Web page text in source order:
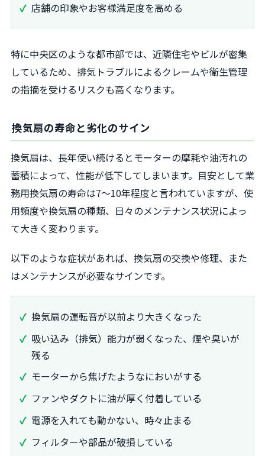
店舗の印象やお客様満足度を高める
特に中央区のような都市部では、近隣住宅やビルが密集
しているため、排気トラブルによるクレームや衛生管理
の指摘を受けるリスクも高くなります。
換気扇の寿命と劣化のサイン
換気扇は、長年使い続けるとモーターの摩耗や油汚れの
蓄積によって、性能が低下してしまいます。目安として業
務用換気扇の寿命は7〜10年程度と言われていますが、使
用頻度や換気扇の種類、日々のメンテナンス状況によっ
て大きく変わります。
以下のような症状があれば、換気扇の交換や修理、また
はメンテナンスが必要なサインです。
換気扇の運転音が以前より大きくなった
吸い込み（排気）能力が弱くなった、煙や臭いが
残る
モーターから焦げたようなにおいがする
ファンやダクトに油が厚く付着している
電源を入れても動かない、時々止まる
フィルターや部品が破損している